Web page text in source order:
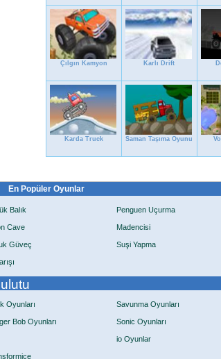
Çılgın Kamyon Karlı Drift
Karda Truck Saman Taşıma Oyunu
En Popüler Oyunlar
Balık Penguen Uçurma
Cave Madencisi
Güveç Suşi Yapma
Oyunları Savunma Oyunları
Bob Oyunları Sonic Oyunları
io Oyunlar